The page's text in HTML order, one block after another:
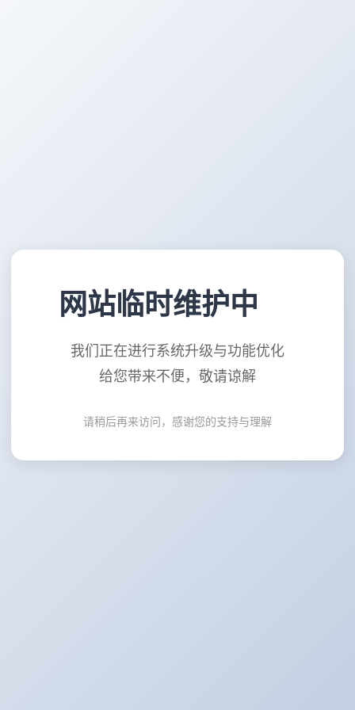
网站临时维护中
我们正在进行系统升级与功能优化
给您带来不便，敬请谅解
请稍后再来访问，感谢您的支持与理解